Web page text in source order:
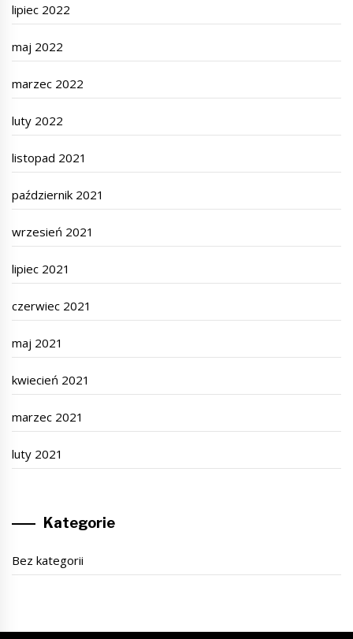
lipiec 2022
maj 2022
marzec 2022
luty 2022
listopad 2021
październik 2021
wrzesień 2021
lipiec 2021
czerwiec 2021
maj 2021
kwiecień 2021
marzec 2021
luty 2021
Kategorie
Bez kategorii